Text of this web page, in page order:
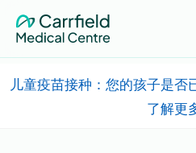
儿童疫苗接种：您的孩子是否
了解更